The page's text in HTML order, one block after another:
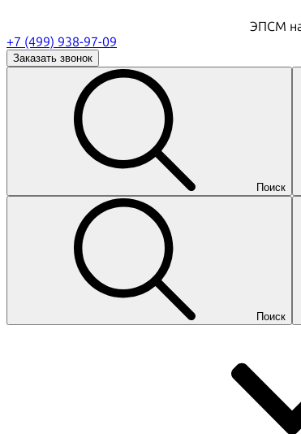
ЭПСМ на
+7 (499) 938-97-09
Заказать звонок
Поиск
Поиск